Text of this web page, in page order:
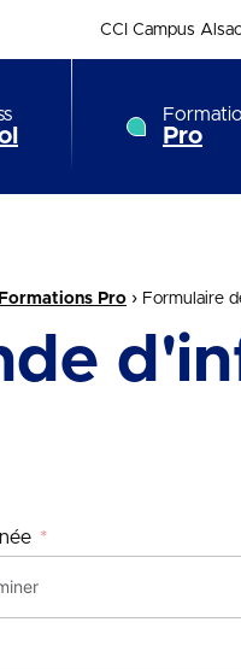
CCI Campus
Pro
Formations Pro › Formulaire